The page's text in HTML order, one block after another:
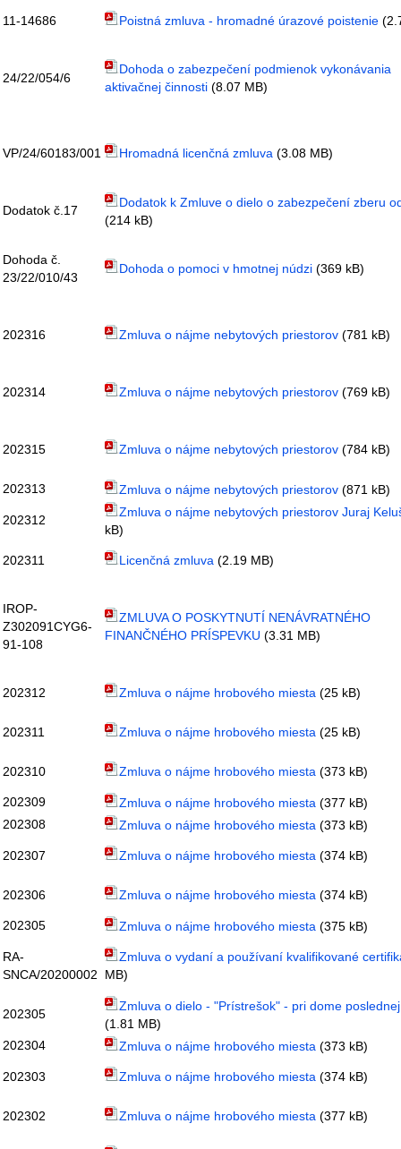
11-14686 Poistná zmluva - hromadné úrazové poistenie
24/22/054/6
Dohoda o zabezpečení podmienok vykonávania
aktivačnej činnosti (8.07 MB)
VP/24/60183/001 Hromadná licenčná zmluva (3.08 MB)
Dodatok č.17
Dodatok k Zmluve o dielo o zabezpečení zberu
(214 kB)
Dohoda č.
23/22/010/43
Dohoda o pomoci v hmotnej núdzi (369 kB)
202316 Zmluva o nájme nebytových priestorov (781 kB)
202314 Zmluva o nájme nebytových priestorov (769 kB)
202315 Zmluva o nájme nebytových priestorov (784 kB)
202313 Zmluva o nájme nebytových priestorov (871 kB)
202312
Zmluva o nájme nebytových priestorov Juraj
kB)
202311 Licenčná zmluva (2.19 MB)
IROP-
Z302091CYG6-
91-108
ZMLUVA O POSKYTNUTÍ NENÁVRATNÉHO
FINANČNÉHO PRÍSPEVKU (3.31 MB)
202312 Zmluva o nájme hrobového miesta (25 kB)
202311 Zmluva o nájme hrobového miesta (25 kB)
202310 Zmluva o nájme hrobového miesta (373 kB)
202309 Zmluva o nájme hrobového miesta (377 kB)
202308
Zmluva o nájme hrobového miesta (373 kB)
202307 Zmluva o nájme hrobového miesta (374 kB)
202306 Zmluva o nájme hrobového miesta (374 kB)
202305 Zmluva o nájme hrobového miesta (375 kB)
RA-
SNCA/20200002
Zmluva o vydaní a používaní kvalifikované
MB)
202305
Zmluva o dielo - "Prístrešok" - pri dome
(1.81 MB)
202304
Zmluva o nájme hrobového miesta (373 kB)
202303 Zmluva o nájme hrobového miesta (374 kB)
202302 Zmluva o nájme hrobového miesta (377 kB)